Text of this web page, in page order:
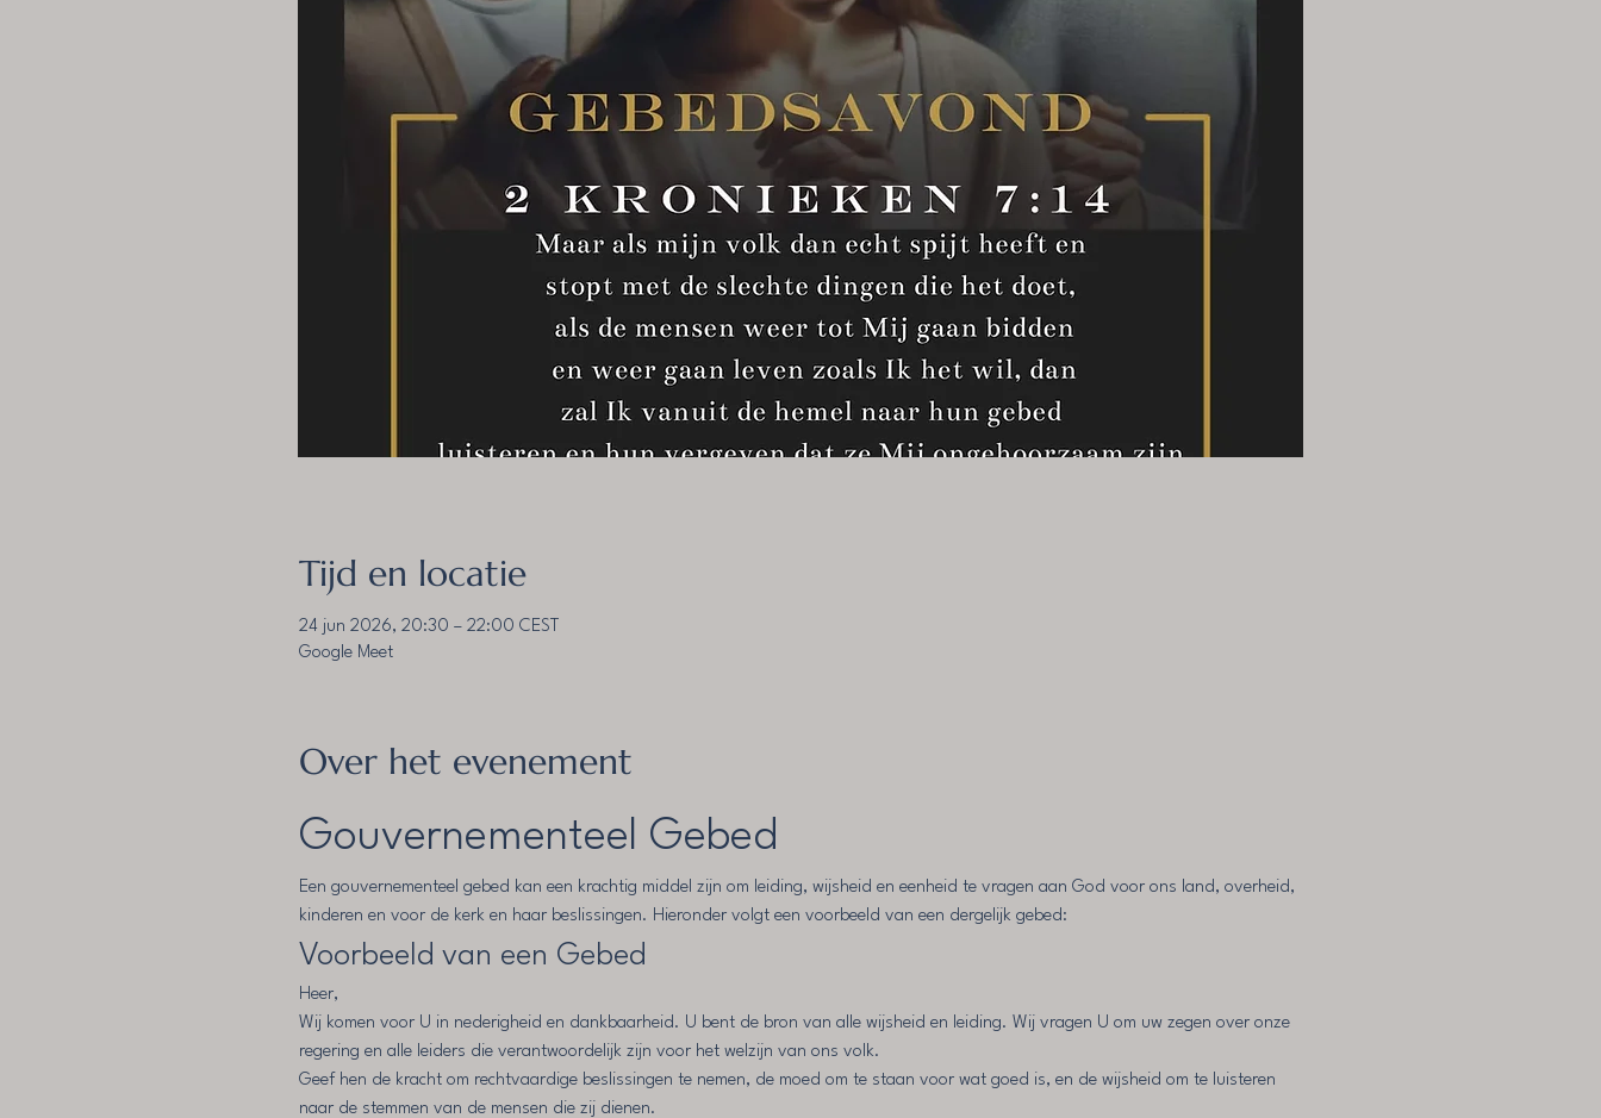
Tijd en locatie
24 jun 2026, 20:30 – 22:00 CEST
Google Meet
Over het evenement
Gouvernementeel Gebed
Een gouvernementeel gebed kan een krachtig middel zijn om leiding, wijsheid en eenheid te vragen aan God voor ons land, overheid,
kinderen en voor de kerk en haar beslissingen. Hieronder volgt een voorbeeld van een dergelijk gebed:
Voorbeeld van een Gebed
Heer,
Wij komen voor U in nederigheid en dankbaarheid. U bent de bron van alle wijsheid en leiding. Wij vragen U om uw zegen over onze
regering en alle leiders die verantwoordelijk zijn voor het welzijn van ons volk.
Geef hen de kracht om rechtvaardige beslissingen te nemen, de moed om te staan voor wat goed is, en de wijsheid om te luisteren
naar de stemmen van de mensen die zij dienen.